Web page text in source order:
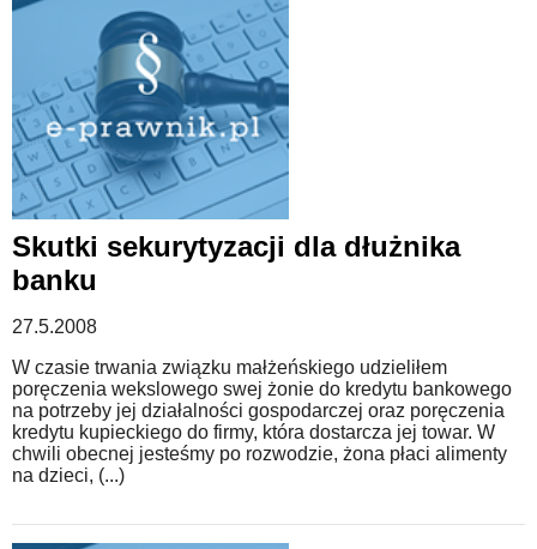
Skutki sekurytyzacji dla dłużnika
banku
27.5.2008
W czasie trwania związku małżeńskiego udzieliłem
poręczenia wekslowego swej żonie do kredytu bankowego
na potrzeby jej działalności gospodarczej oraz poręczenia
kredytu kupieckiego do firmy, która dostarcza jej towar. W
chwili obecnej jesteśmy po rozwodzie, żona płaci alimenty
na dzieci, (...)